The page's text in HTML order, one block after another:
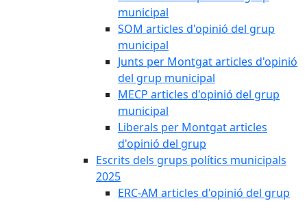
municipal
SOM articles d'opinió del grup
municipal
Junts per Montgat articles d'opinió
del grup municipal
MECP articles d'opinió del grup
municipal
Liberals per Montgat articles
d'opinió del grup
Escrits dels grups polítics municipals
2025
ERC-AM articles d'opinió del grup